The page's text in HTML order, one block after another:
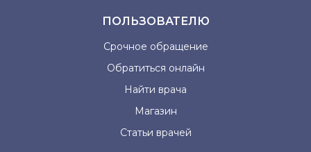
ПОЛЬЗОВАТЕЛЮ
Срочное обращение
Обратиться онлайн
Найти врача
Магазин
Статьи врачей